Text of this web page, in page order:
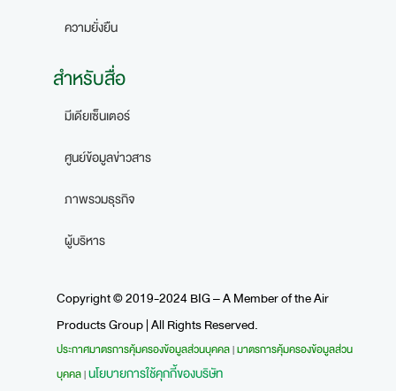
ความยั่งยืน
สำหรับสื่อ
มีเดียเซ็นเตอร์
ศูนย์ข้อมูลข่าวสาร
ภาพรวมธุรกิจ
ผู้บริหาร
Copyright © 2019-2024 BIG – A Member of the Air
Products Group | All Rights Reserved.
ประกาศมาตรการคุ้มครองข้อมูลส่วนบุคคล|มาตรการคุ้มครองข้อมูลส่วน
บุคคล|นโยบายการใช้คุกกี้ของบริษัท